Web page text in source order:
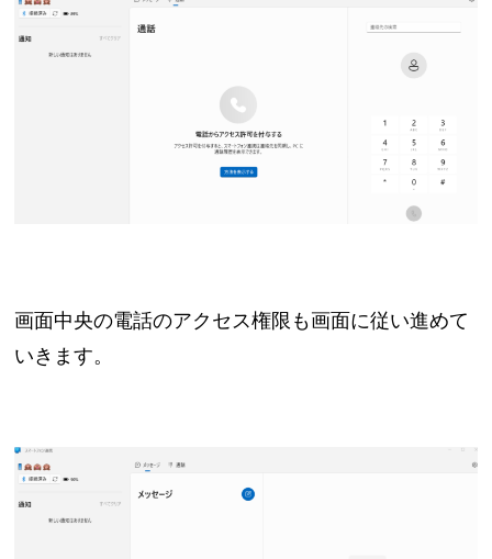
画面中央の電話のアクセス権限も画面に従い進めて
いきます。